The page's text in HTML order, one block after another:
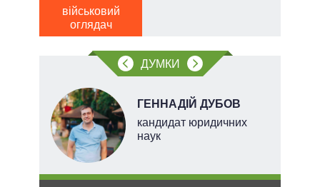
військовий
оглядач
ДУМКИ
ГЕННАДІЙ ДУБОВ
кандидат юридичних
наук